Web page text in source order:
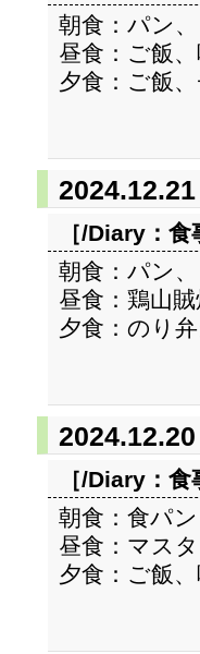
朝食：パン
昼食：ご飯
夕食：ご飯
2024.12.21
［/Diary： 食
朝食：パン
昼食：鶏山
夕食：のり
2024.12.20
［/Diary： 食
朝食：食パ
昼食：マス
夕食：ご飯